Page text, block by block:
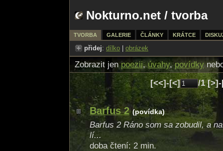
Nokturno.net / tvorba
TVORBA GALERIE ČLÁNKY KRÁTCE
přidej: dílko obrázek
Zobrazit jenpoezii,úvahy,povídky
[<<]-[<]
/1
Barfus 2 (povídka)
Barfus 2 Ráno som sa zobudil, a
lí...
doba čtení: 2 min.